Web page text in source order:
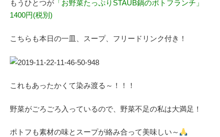
もうひとつが 「お野菜たっぷりSTAUB鍋のポトフランチ」
1400円(税別)
こちらも本日の一皿、スープ、フリードリンク付き！
これもあったかくて染み渡る～！！！
野菜がごろごろ入っているので、野菜不足の私は大満足！
ポトフも素材の味とスープが絡み合って美味しい～